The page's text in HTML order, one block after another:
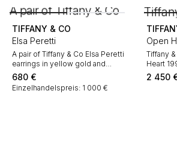
TIFFANY & CO
Elsa Peretti
A pair of Tiffany & Co Elsa Peretti
earrings in yellow gold and
cultured pearls
680 €
Einzelhandelspreis: 1 000 €
Open
Tiffany
Heart
gold
2 450